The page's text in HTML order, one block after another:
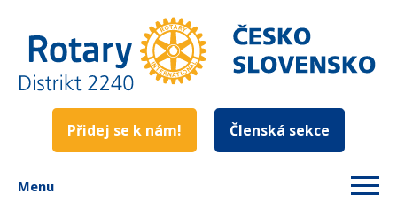
Přidej se k nám! Členská sekce
Menu